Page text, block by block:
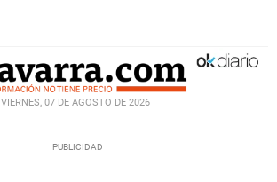
VIERNES, 07 DE AGOSTO DE 2026